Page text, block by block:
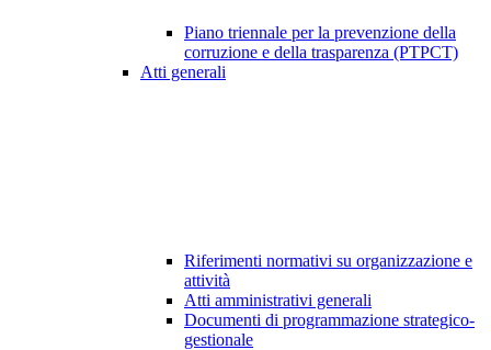
Piano triennale per la prevenzione della
corruzione e della trasparenza (PTPCT)
Atti generali
Riferimenti normativi su organizzazione e
attività
Atti amministrativi generali
Documenti di programmazione strategico-
gestionale